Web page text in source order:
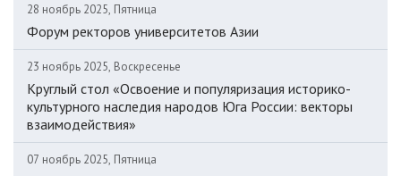
28 ноябрь 2025, Пятница
Форум ректоров университетов Азии
23 ноябрь 2025, Воскресенье
Круглый стол «Освоение и популяризация историко-
культурного наследия народов Юга России: векторы
взаимодействия»
07 ноябрь 2025, Пятница